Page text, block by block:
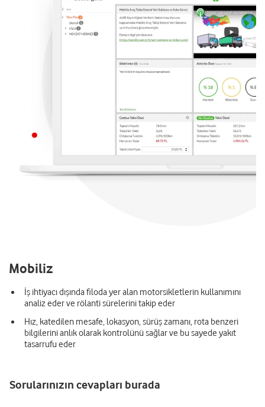
Mobiliz
İş ihtiyacı dışında filoda yer alan motorsikletlerin kullanımını
analiz eder ve rölanti sürelerini takip eder
Hız, katedilen mesafe, lokasyon, sürüş zamanı, rota benzeri
bilgilerini anlık olarak kontrolünü sağlar ve bu sayede yakıt
tasarrufu eder
Sorularınızın cevapları burada